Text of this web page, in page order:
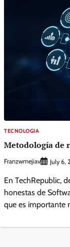
TECNOLOGIA
Metodología de
Franzwmejiav July 6,
En TechRepublic,
honestas de
que es importante